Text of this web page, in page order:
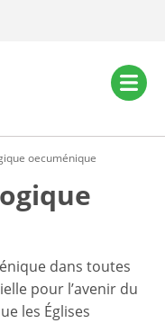
oecuménique
dans toutes
pour l’avenir du
les Églises